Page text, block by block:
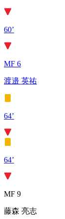
60’
MF 6
渡邉 英祐
64’
64’
MF 9
藤森 亮志